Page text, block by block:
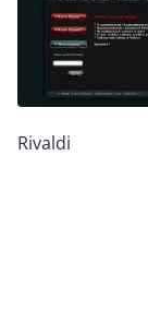
Rivaldi